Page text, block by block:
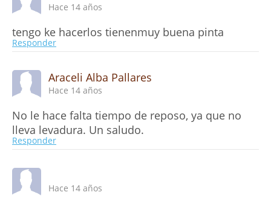
Hace 14 años
tengo ke hacerlos tienenmuy buena pinta
Responder
Araceli Alba Pallares
Hace 14 años
No le hace falta tiempo de reposo, ya que no
lleva levadura. Un saludo.
Responder
Hace 14 años